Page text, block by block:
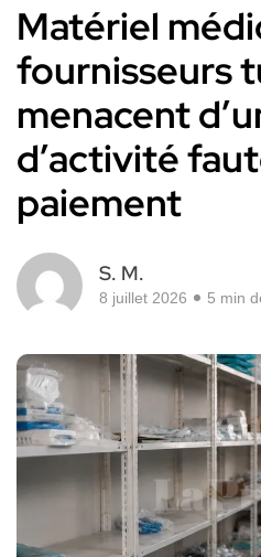
Matériel
fournisseurs
menacent
d’activité
paiement
S. M.
8 juillet 2026 5 min